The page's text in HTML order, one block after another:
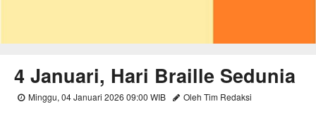
4 Januari, Hari Braille Sedunia
Minggu, 04 Januari 2026 09:00 WIB Oleh Tim Redaksi